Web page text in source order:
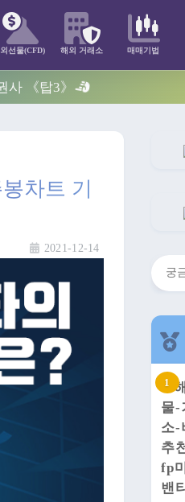
선물(CFD) 해외 거래소 매매기법
《탑3》
차트 기
2021-12-14